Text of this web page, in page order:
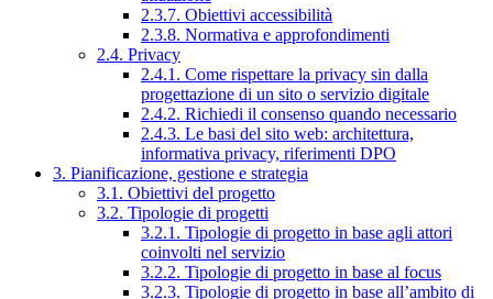
2.3.7. Obiettivi accessibilità
2.3.8. Normativa e approfondimenti
2.4. Privacy
2.4.1. Come rispettare la privacy sin dalla
progettazione di un sito o servizio digitale
2.4.2. Richiedi il consenso quando necessario
2.4.3. Le basi del sito web: architettura,
informativa privacy, riferimenti DPO
3. Pianificazione, gestione e strategia
3.1. Obiettivi del progetto
3.2. Tipologie di progetti
3.2.1. Tipologie di progetto in base agli attori
coinvolti nel servizio
3.2.2. Tipologie di progetto in base al focus
3.2.3. Tipologie di progetto in base all’ambito di